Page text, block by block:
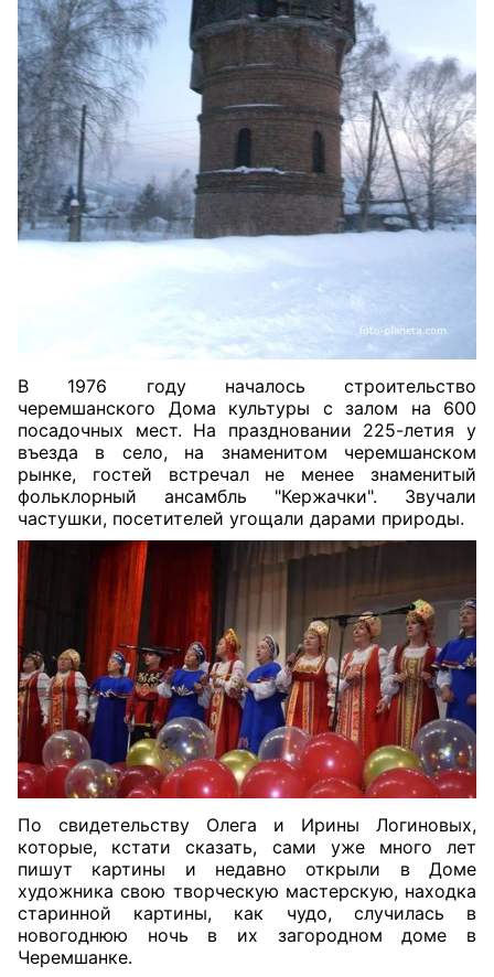
В 1976 году началось строительство
черемшанского Дома культуры с залом на 600
посадочных мест. На праздновании 225-летия у
въезда в село, на знаменитом черемшанском
рынке, гостей встречал не менее знаменитый
фольклорный ансамбль "Кержачки". Звучали
частушки, посетителей угощали дарами природы.
По свидетельству Олега и Ирины Логиновых,
которые, кстати сказать, сами уже много лет
пишут картины и недавно открыли в Доме
художника свою творческую мастерскую, находка
старинной картины, как чудо, случилась в
новогоднюю ночь в их загородном доме в
Черемшанке.